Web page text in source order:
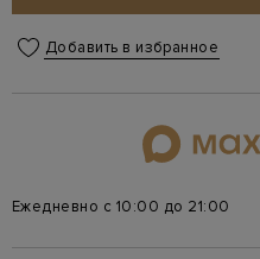
Добавить в избранное
Ежедневно с 10:00 до 21:00